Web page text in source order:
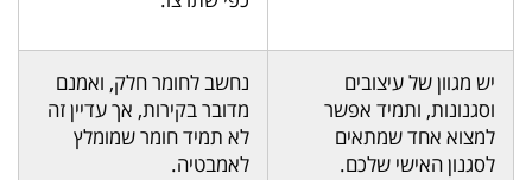
יש מגוון של עיצובים
וסגנונות, ותמיד אפשר
למצוא אחד שמתאים
לסגנון האישי שלכם.
נחשב לחומר חלק, ואמנם
מדובר בקירות, אך עדיין זה
לא תמיד חומר שמומלץ
לאמבטיה.